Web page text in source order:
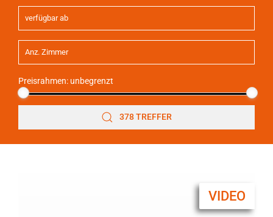
Preisrahmen: unbegrenzt
378 TREFFER
VIDEO